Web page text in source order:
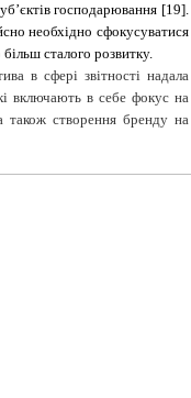
господарювання [19].
необхідно сфокусуватися
сталого розвитку.
в сфері звітності надала
включають в себе фокус на
також створення бренду на